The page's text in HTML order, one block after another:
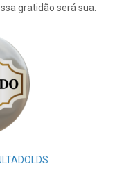
gratidão será sua.